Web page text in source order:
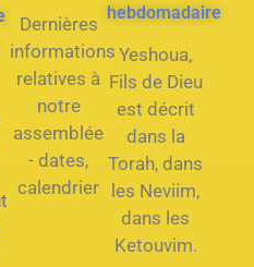
Dernières
informations
relatives à
notre
assemblée
- dates,
calendrier
hebdomadaire
Yeshoua,
Fils de Dieu
est décrit
dans la
Torah, dans
les Neviim,
dans les
Ketouvim.